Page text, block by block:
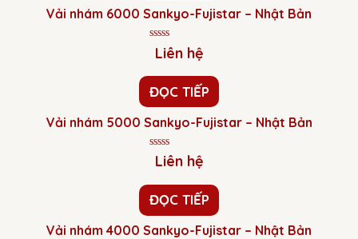
Vải nhám 6000 Sankyo-Fujistar – Nhật Bản
Được
xếp
0
5
sao
Liên hệ
ĐỌC TIẾP
Vải nhám 5000 Sankyo-Fujistar – Nhật Bản
Được
xếp
0
5
sao
Liên hệ
ĐỌC TIẾP
Vải nhám 4000 Sankyo-Fujistar – Nhật Bản